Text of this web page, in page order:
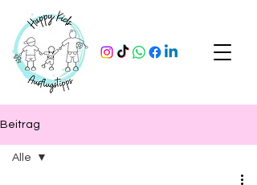
Beitrag
Alle